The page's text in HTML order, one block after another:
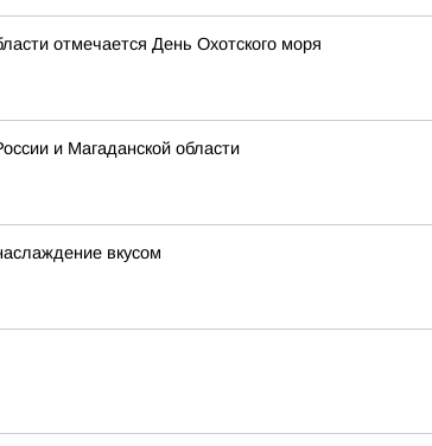
отмечается День Охотского моря
и Магаданской области
вкусом